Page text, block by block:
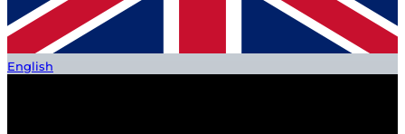
English